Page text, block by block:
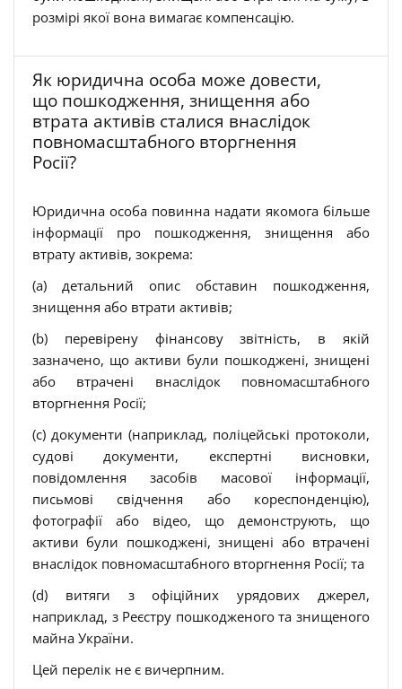
розмірі якої вона вимагає компенсацію.
Як юридична особа може довести,
що пошкодження, знищення або
втрата активів сталися внаслідок
повномасштабного вторгнення
Росії?
Юридична особа повинна надати якомога більше
інформації про пошкодження, знищення або
втрату активів, зокрема:
(a) детальний опис обставин пошкодження,
знищення або втрати активів;
(b) перевірену фінансову звітність, в якій
зазначено, що активи були пошкоджені, знищені
або втрачені внаслідок повномасштабного
вторгнення Росії;
(c) документи (наприклад, поліцейські протоколи,
судові документи, експертні висновки,
повідомлення засобів масової інформації,
письмові свідчення або кореспонденцію),
фотографії або відео, що демонструють, що
активи були пошкоджені, знищені або втрачені
внаслідок повномасштабного вторгнення Росії; та
(d) витяги з офіційних урядових джерел,
наприклад, з Реєстру пошкодженого та знищеного
майна України.
Цей перелік не є вичерпним.